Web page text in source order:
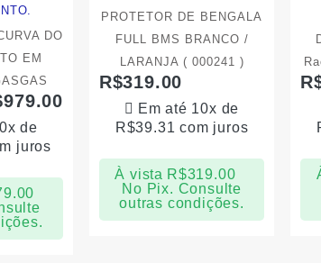
DO
EM
979.00
de
juros
PROTETOR DE BENGALA
FULL BMS BRANCO /
LARANJA ( 000241 )
R$319.00
Em até 10x de
R$39.31 com juros
À vista R$319.00
No Pix. Consulte
outras condições.